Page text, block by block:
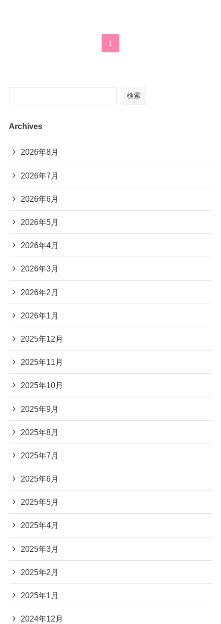
1
検索
Archives
2026年8月
2026年7月
2026年6月
2026年5月
2026年4月
2026年3月
2026年2月
2026年1月
2025年12月
2025年11月
2025年10月
2025年9月
2025年8月
2025年7月
2025年6月
2025年5月
2025年4月
2025年3月
2025年2月
2025年1月
2024年12月